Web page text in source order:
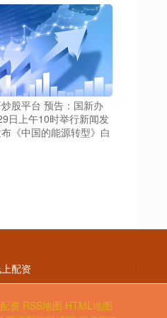
股平台 预告：国新办
日上午10时举行新闻发
《中国的能源转型》白
配资
资 RSS地图 HTML地图